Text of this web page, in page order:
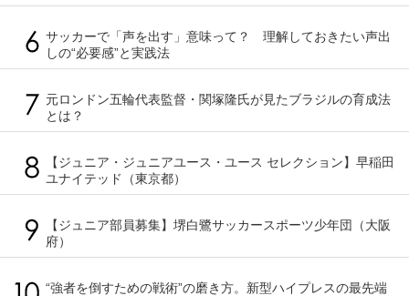
サッカーで「声を出す」意味って？ 理解しておきたい声出
しの“必要感”と実践法
元ロンドン五輪代表監督・関塚隆氏が見たブラジルの育成法
とは？
【ジュニア・ジュニアユース・ユース セレクション】早稲田
ユナイテッド（東京都）
【ジュニア部員募集】堺白鷺サッカースポーツ少年団（大阪
府）
“強者を倒すための戦術”の磨き方。新型ハイプレスの最先端